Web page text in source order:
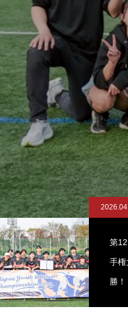
第
手権
勝！